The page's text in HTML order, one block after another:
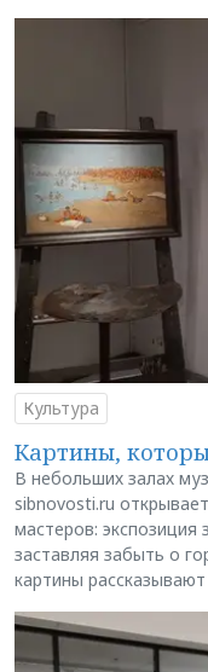
Культура
Картины,
В небольших залах
sibnovosti.ru
мастеров: экспозиция
заставляя забыть о
картины